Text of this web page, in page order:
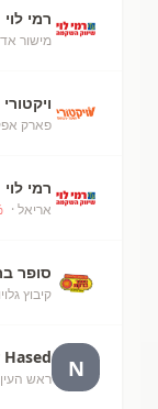
רמי לוי
מישור
ויקטורי
פארק
רמי לוי
אריאל · Ari'el
סופר
קיבוץ
N ראש